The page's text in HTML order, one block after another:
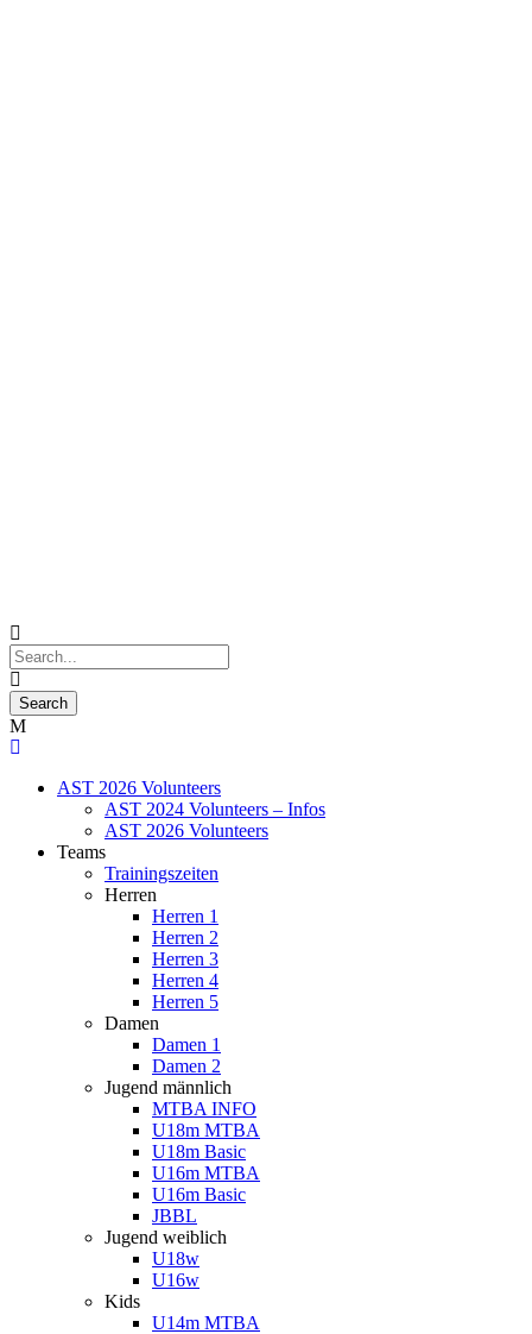
AST 2026 Volunteers
AST 2024 Volunteers – Infos
AST 2026 Volunteers
Teams
Trainingszeiten
Herren
Herren 1
Herren 2
Herren 3
Herren 4
Herren 5
Damen
Damen 1
Damen 2
Jugend männlich
MTBA INFO
U18m MTBA
U18m Basic
U16m MTBA
U16m Basic
JBBL
Jugend weiblich
U18w
U16w
Kids
U14m MTBA